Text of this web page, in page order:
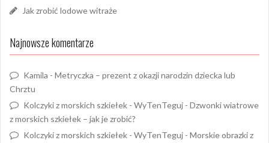
Jak zrobić lodowe witraże
Najnowsze komentarze
Kamila - Metryczka – prezent z okazji narodzin dziecka lub
Chrztu
Kolczyki z morskich szkiełek - WyTenTeguj - Dzwonki wiatrowe
z morskich szkiełek – jak je zrobić?
Kolczyki z morskich szkiełek - WyTenTeguj - Morskie obrazki z